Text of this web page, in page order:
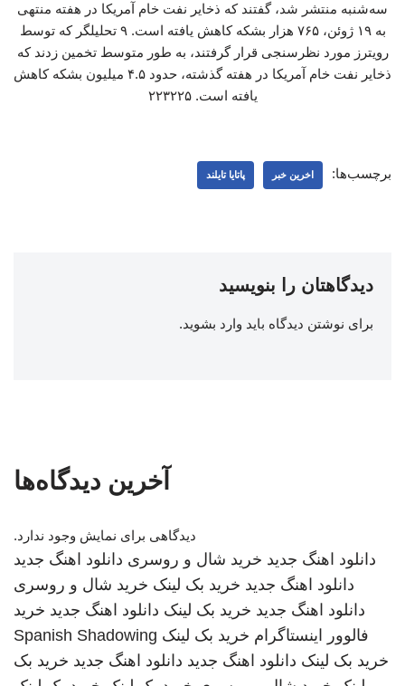
سه‌شنبه منتشر شد، گفتند که ذخایر نفت خام آمریکا در هفته منتهی
به ۱۹ ژوئن، ۷۶۵ هزار بشکه کاهش یافته است. ۹ تحلیلگر که توسط
رویترز مورد نظرسنجی قرار گرفتند، به طور متوسط تخمین زدند که
ذخایر نفت خام آمریکا در هفته گذشته، حدود ۴.۵ میلیون بشکه کاهش
یافته است. ۲۲۳۲۲۵
برچسب‌ها: اخرین خبر پاتایا تایلند
دیدگاهتان را بنویسید
برای نوشتن دیدگاه باید وارد بشوید.
آخرین دیدگاه‌ها
دیدگاهی برای نمایش وجود ندارد.
دانلود اهنگ جدید خرید شال و روسری دانلود اهنگ جدید
دانلود اهنگ جدید خرید بک لینک خرید شال و روسری
دانلود اهنگ جدید خرید بک لینک دانلود اهنگ جدید خرید
فالوور اینستاگرام خرید بک لینک Spanish Shadowing
خرید بک لینک دانلود اهنگ جدید دانلود اهنگ جدید خرید بک